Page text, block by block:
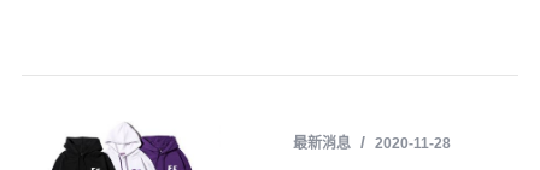
最新消息 2020-11-28